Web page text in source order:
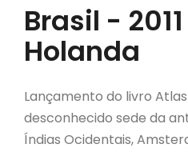
Brasil -
Holanda
Lançamento do livro
desconhecido sede da
Índias Ocidentais,